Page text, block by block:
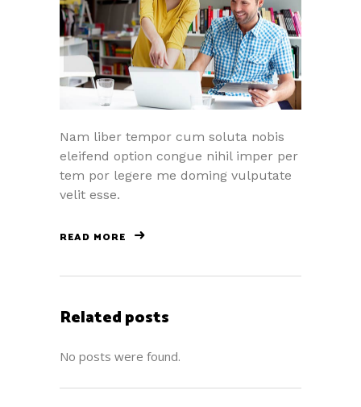
Nam liber tempor cum soluta nobis
eleifend option congue nihil imper per
tem por legere me doming vulputate
velit esse.
READ MORE
Related posts
No posts were found.